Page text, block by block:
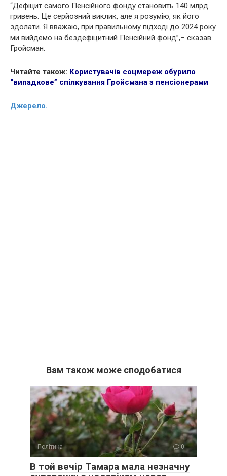
“Дефіцит самого Пенсійного фонду становить 140 млрд
гривень. Це серйозний виклик, але я розумію, як його
здолати. Я вважаю, при правильному підході до 2024 року
ми вийдемо на бездефіцитний Пенсійний фонд”,– сказав
Гройсман.
Читайте також: Користувачів соцмереж обурило
“випадкове” спілкування Гройсмана з пенсіонерами
Джерело.
Вам також може сподобатися
Політика 0
В той вечір Тамара мала незначну